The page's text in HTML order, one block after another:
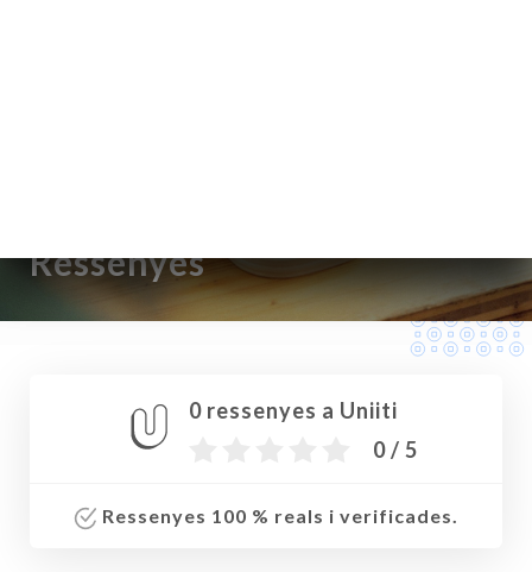
Ressenyes
0 ressenyes a Uniiti
0 / 5
Ressenyes 100 % reals i verificades.